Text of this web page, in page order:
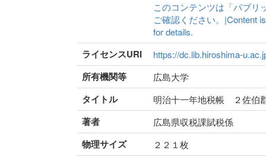
このコンテンツは「パブリ
ご確認ください。|Content
for details.
ライセンスURI https://dc.lib.hiroshima-
所有機関等 広島大学
タイトル 明治十一年地税帳 ２佐伯
著者 広島県収税課賦税係
物理サイズ ２２１枚